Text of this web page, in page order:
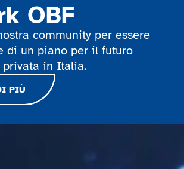
OBF
community per essere
di un piano per il futuro
privata in Italia.
PIÙ